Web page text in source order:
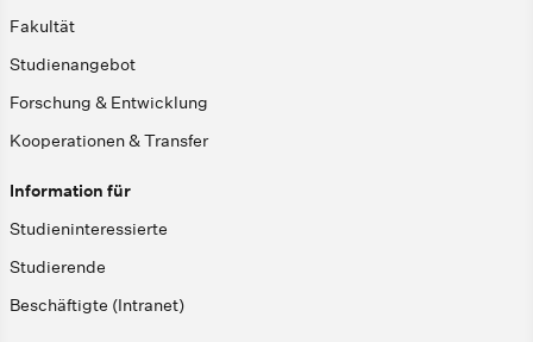
Fakultät
Studienangebot
Forschung & Entwicklung
Kooperationen & Transfer
Information für
Studieninteressierte
Studierende
Beschäftigte (Intranet)